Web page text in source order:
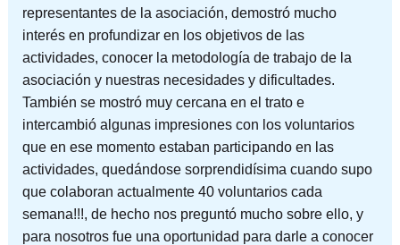
representantes de la asociación, demostró mucho
interés en profundizar en los objetivos de las
actividades, conocer la metodología de trabajo de la
asociación y nuestras necesidades y dificultades.
También se mostró muy cercana en el trato e
intercambió algunas impresiones con los voluntarios
que en ese momento estaban participando en las
actividades, quedándose sorprendidísima cuando supo
que colaboran actualmente 40 voluntarios cada
semana!!!, de hecho nos preguntó mucho sobre ello, y
para nosotros fue una oportunidad para darle a conocer